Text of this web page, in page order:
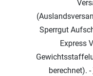
Sperrgut
Express
berechnet). -